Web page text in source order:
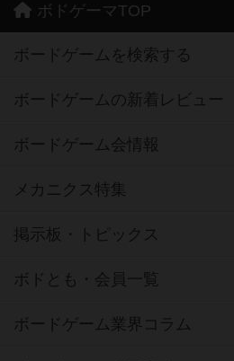
ボドゲーマTOP
ボードゲームを検索する
ボードゲームの新着レビュー
ボードゲーム会情報
メカニクス特集
掲示板・トピックス
ボドとも・会員一覧
ボードゲーム業界コラム